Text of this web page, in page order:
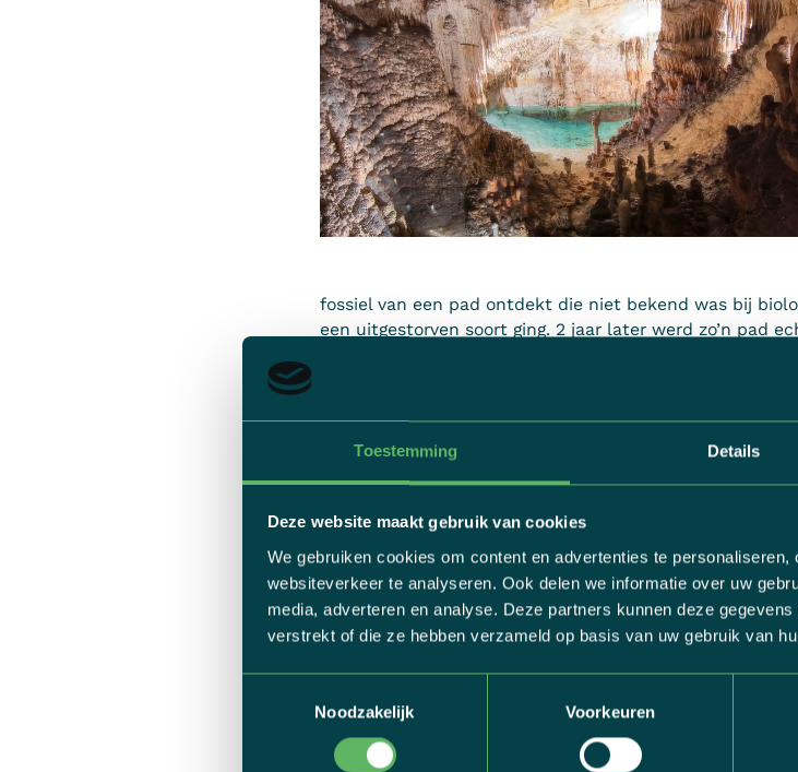
Toestemming Details
Deze website maakt gebruik van cookies
We gebruiken cookies om content en advertenties te
websiteverkeer te analyseren. Ook delen we informatie over uw
media, adverteren en analyse. Deze partners kunnen deze
verstrekt of die ze hebben verzameld op basis van uw gebruik van
Noodzakelijk
Voorkeuren
fossiel van een pad ontdekt die niet bekend was bij
een uitgestorven soort ging. 2 jaar later werd zo’n pad
waarmee het makkelijk tussen rotsen kan kruipen. Er
7. Tijdens het Es Firó-festival in Sóller, dat elk jaar
historisch gevecht na, verkleed als piraten. De
ondergrondse grotten en rioleringen van het eiland
geweest zijn die gedood werd door de ridder Bartomeu
de Na Coca’ te zien in het Museu Diocesà in Palma. Of
VERKEN DE SCHOONHEID EN GEKTE VAN
Volgende keer dat je met ons op fietsvakantie naar
grootste Baleareneiland rijker. Misschien kennen jij en